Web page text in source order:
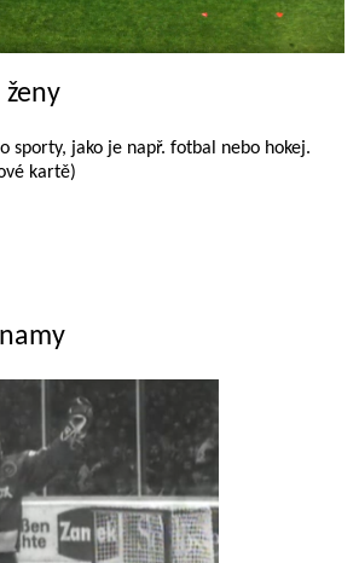
ženy
sporty, jako je např. fotbal nebo hokej.
kartě)